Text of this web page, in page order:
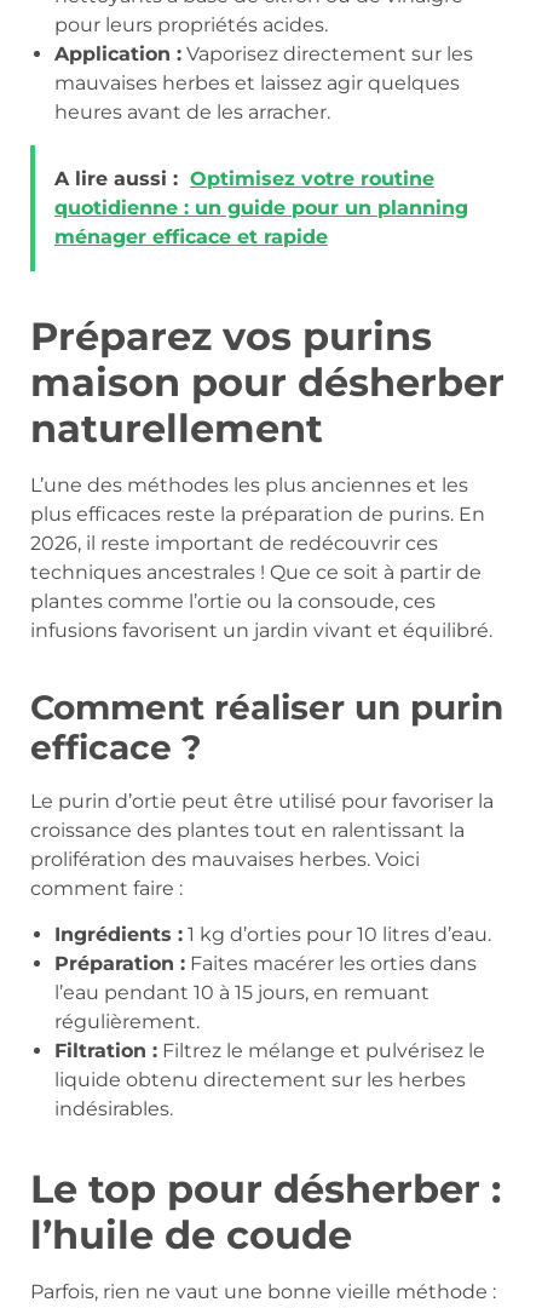
pour leurs propriétés acides.
Application : Vaporisez directement sur les
mauvaises herbes et laissez agir quelques
heures avant de les arracher.
A lire aussi : Optimisez votre routine
quotidienne : un guide pour un planning
ménager efficace et rapide
Préparez vos purins
maison pour désherber
naturellement
L’une des méthodes les plus anciennes et les
plus efficaces reste la préparation de purins. En
2026, il reste important de redécouvrir ces
techniques ancestrales ! Que ce soit à partir de
plantes comme l’ortie ou la consoude, ces
infusions favorisent un jardin vivant et équilibré.
Comment réaliser un purin
efficace ?
Le purin d’ortie peut être utilisé pour favoriser la
croissance des plantes tout en ralentissant la
prolifération des mauvaises herbes. Voici
comment faire :
Ingrédients : 1 kg d’orties pour 10 litres d’eau.
Préparation : Faites macérer les orties dans
l’eau pendant 10 à 15 jours, en remuant
régulièrement.
Filtration : Filtrez le mélange et pulvérisez le
liquide obtenu directement sur les herbes
indésirables.
Le top pour désherber :
l’huile de coude
Parfois, rien ne vaut une bonne vieille méthode :